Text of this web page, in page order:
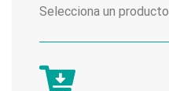
Selecciona un producto